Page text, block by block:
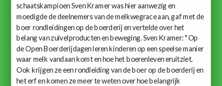
schaatskampioen Sven Kramer was hier aanwezig en
moedigde de deelnemers van de melkwegrace aan, gaf met de
boer rondleidingen op de boerderij en vertelde over het
belang van zuivelproducten en beweging. Sven Kramer: "Op
de Open Boerderijdagen leren kinderen op een speelse manier
waar melk vandaan komt en hoe het boerenleven eruitziet.
Ook krijgen ze een rondleiding van de boer op de boerderij en
het erf en komen ze meer te weten over hoe belangrijk